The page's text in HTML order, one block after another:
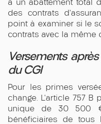
à un abattement total
des contrats
point à examiner si le
contrats avec la même
Versements
du CGI
Pour les primes
change. L'article 757 B
unique de 30 500
bénéficiaires de tous